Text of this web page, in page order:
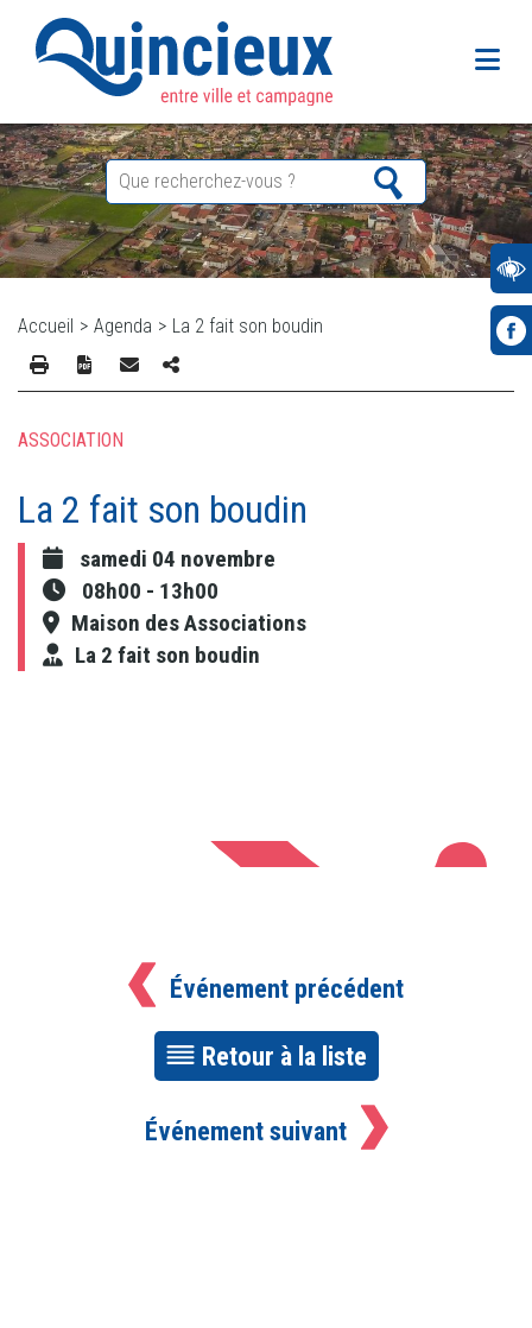
Accueil > Agenda > La 2 fait son boudin
ASSOCIATION
La 2 fait son boudin
samedi 04 novembre
08h00 - 13h00
Maison des Associations
La 2 fait son boudin
Événement précédent
Retour à la liste
Événement suivant